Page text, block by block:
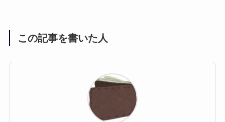
この記事を書いた人